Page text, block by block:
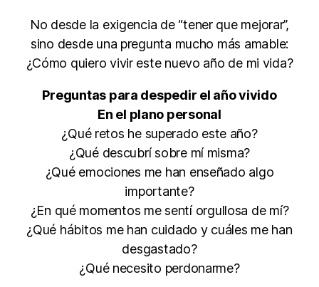
No desde la exigencia de “tener que mejorar”,
sino desde una pregunta mucho más amable:
¿Cómo quiero vivir este nuevo año de mi vida?
Preguntas para despedir el año vivido
En el plano personal
¿Qué retos he superado este año?
¿Qué descubrí sobre mí misma?
¿Qué emociones me han enseñado algo
importante?
¿En qué momentos me sentí orgullosa de mí?
¿Qué hábitos me han cuidado y cuáles me han
desgastado?
¿Qué necesito perdonarme?